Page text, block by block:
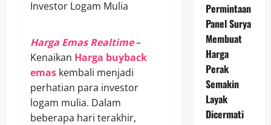
Harga Emas Realtime–
Kenaikan Harga buyback
emas kembali menjadi
perhatian para investor
logam mulia. Dalam
beberapa hari terakhir,
Permintaan
Panel Surya
Membuat
Harga
Perak
Semakin
Layak
Dicermati